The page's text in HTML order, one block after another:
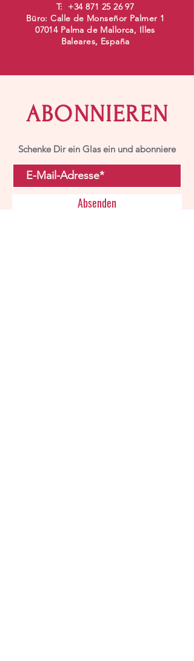
T: +34 871 25 26 97
Büro: Calle de Monseñor Palmer 1
07014 Palma de Mallorca, Illes
Baleares, España
ABONNIEREN
Schenke Dir ein Glas ein und abonniere
Absenden